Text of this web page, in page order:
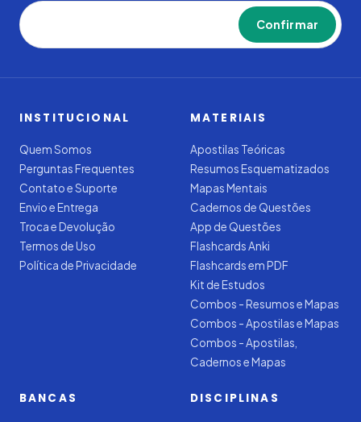
Confirmar
INSTITUCIONAL
Quem Somos
Perguntas Frequentes
Contato e Suporte
Envio e Entrega
Troca e Devolução
Termos de Uso
Política de Privacidade
MATERIAIS
Apostilas Teóricas
Resumos Esquematizados
Mapas Mentais
Cadernos de Questões
App de Questões
Flashcards Anki
Flashcards em PDF
Kit de Estudos
Combos - Resumos e Mapas
Combos - Apostilas e Mapas
Combos - Apostilas,
Cadernos e Mapas
BANCAS DISCIPLINAS